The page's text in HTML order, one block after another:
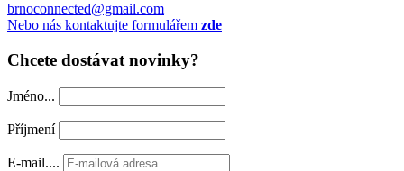
brnoconnected@gmail.com
Nebo nás kontaktujte formulářem zde
Chcete dostávat novinky?
Jméno...
Příjmení
E-mail....